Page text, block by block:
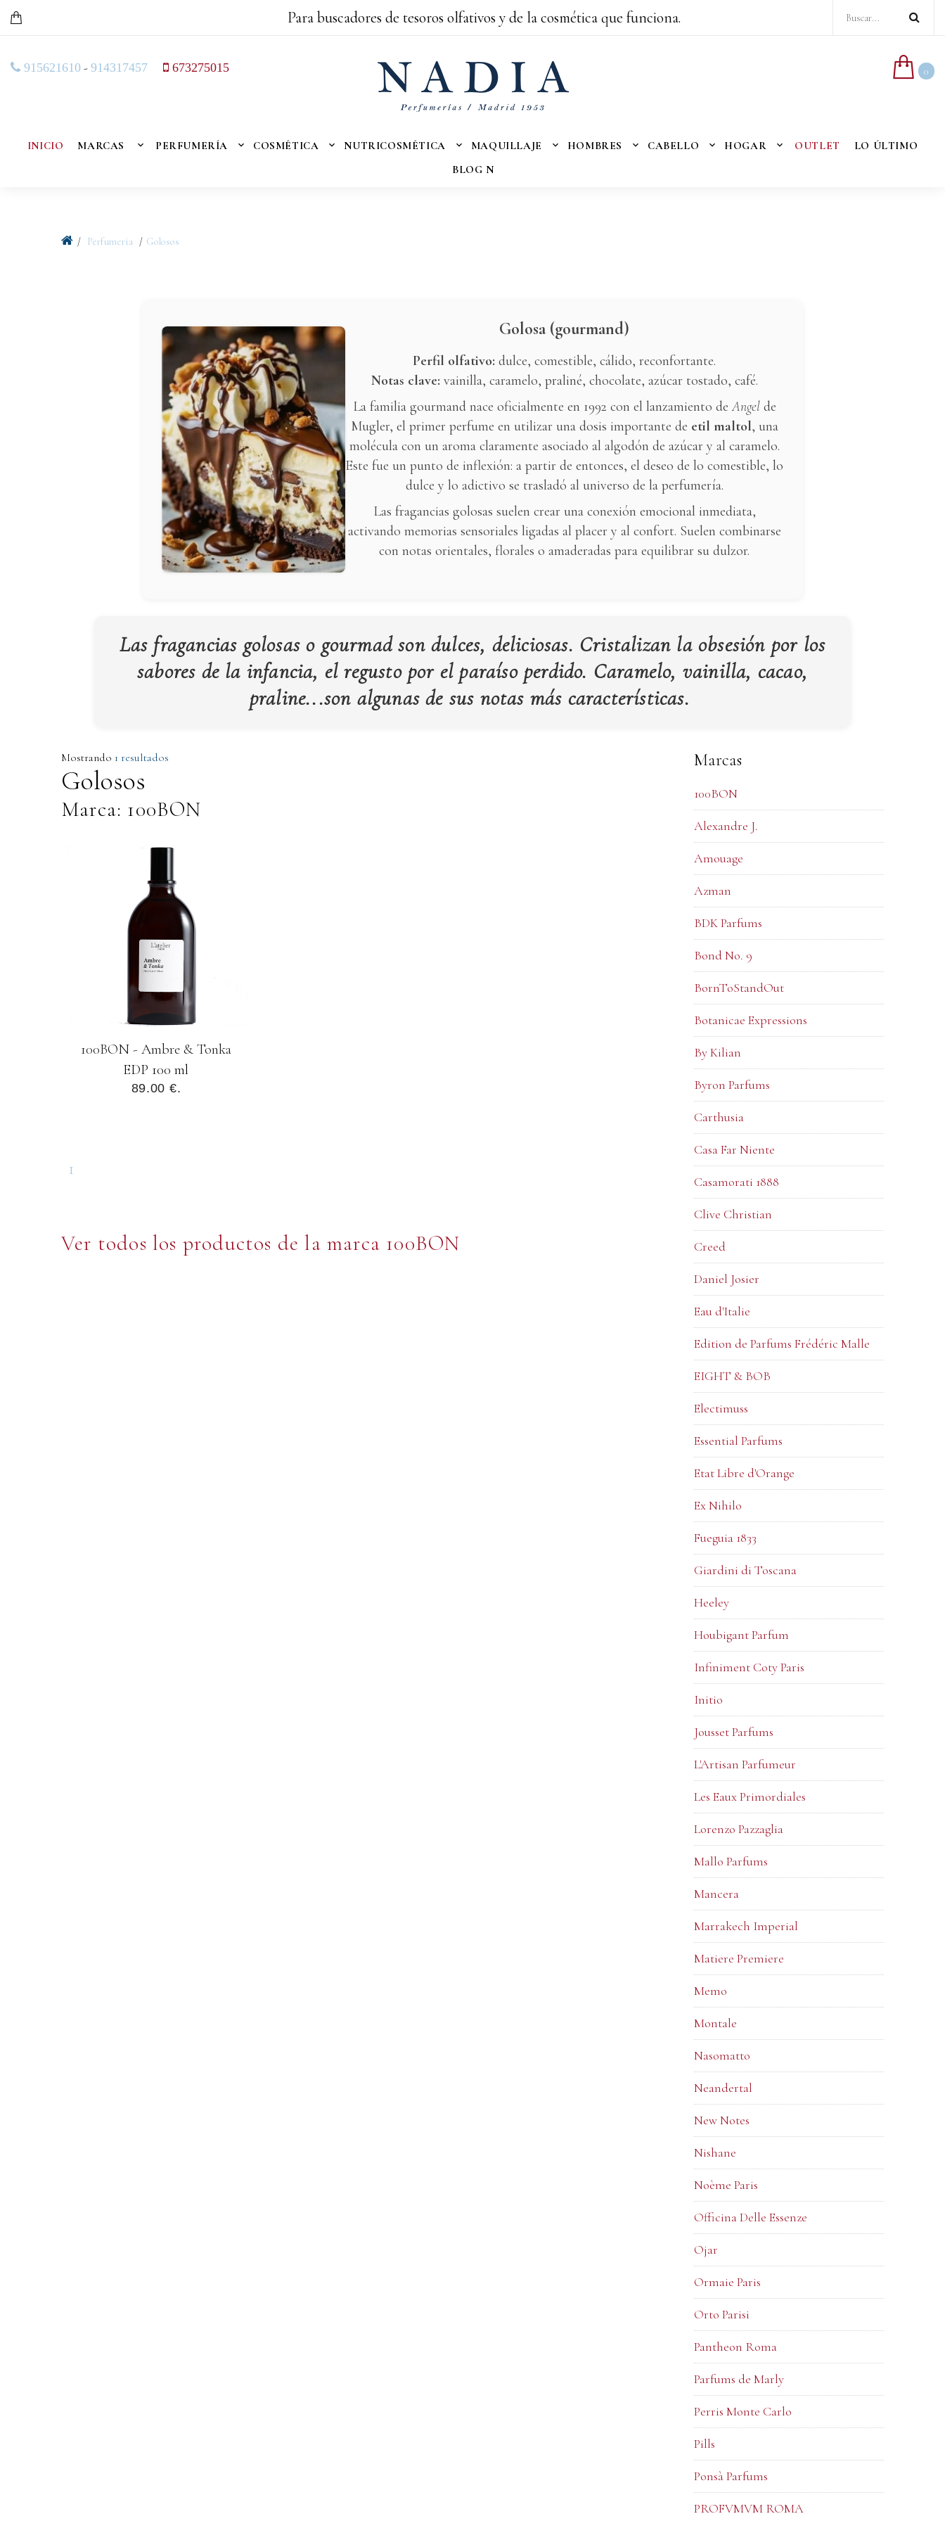
Para buscadores de tesoros olfativos y de la cosmética que funciona.
915621610 - 914317457 673275015 0
INICIO MARCAS PERFUMERÍA COSMÉTICA NUTRICOSMÉTICA MAQUILLAJE HOMBRES CABELLO HOGAR OUTLET
LO ÚLTIMO
BLOG N
Perfumeria Golosos
Golosa (gourmand)
Perfil olfativo: dulce, comestible, cálido, reconfortante.
Notas clave: vainilla, caramelo, praliné, chocolate, azúcar tostado, café.
La familia gourmand nace oficialmente en 1992 con el lanzamiento deAngelde
Mugler, el primer perfume en utilizar una dosis importante de etil maltol, una
molécula con un aroma claramente asociado al algodón de azúcar y al caramelo.
Este fue un punto de inflexión: a partir de entonces, el deseo de lo comestible, lo
dulce y lo adictivo se trasladó al universo de la perfumería.
Las fragancias golosas suelen crear una conexión emocional inmediata,
activando memorias sensoriales ligadas al placer y al confort. Suelen combinarse
con notas orientales, florales o amaderadas para equilibrar su dulzor.
Las fragancias golosas o gourmad son dulces, deliciosas. Cristalizan la obsesión por los
sabores de la infancia, el regusto por el paraíso perdido. Caramelo, vainilla, cacao,
praline...son algunas de sus notas más características.
Mostrando 1 resultados
Golosos
Marca: 100BON
100BON - Ambre & Tonka
EDP 100 ml
89.00 €.
1
Ver todos los productos de la marca 100BON
Marcas
100BON
Alexandre J.
Amouage
Azman
BDK Parfums
Bond No. 9
BornToStandOut
Botanicae Expressions
By Kilian
Byron Parfums
Carthusia
Casa Far Niente
Casamorati 1888
Clive Christian
Creed
Daniel Josier
Eau d'Italie
Edition de Parfums Frédéric Malle
EIGHT & BOB
Electimuss
Essential Parfums
Etat Libre d'Orange
Ex Nihilo
Fueguia 1833
Giardini di Toscana
Heeley
Houbigant Parfum
Infiniment Coty Paris
Initio
Jousset Parfums
L'Artisan Parfumeur
Les Eaux Primordiales
Lorenzo Pazzaglia
Mallo Parfums
Mancera
Marrakech Imperial
Matiere Premiere
Memo
Montale
Nasomatto
Neandertal
New Notes
Nishane
Noème Paris
Officina Delle Essenze
Ojar
Ormaie Paris
Orto Parisi
Pantheon Roma
Parfums de Marly
Perris Monte Carlo
Pills
Ponsà Parfums
PROFVMVM ROMA